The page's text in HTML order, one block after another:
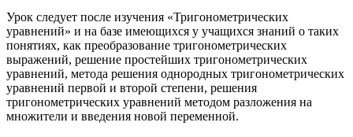
Урок следует после изучения «Тригонометрических
уравнений» и на базе имеющихся у учащихся знаний о таких
понятиях, как преобразование тригонометрических
выражений, решение простейших тригонометрических
уравнений, метода решения однородных тригонометрических
уравнений первой и второй степени, решения
тригонометрических уравнений методом разложения на
множители и введения новой переменной.